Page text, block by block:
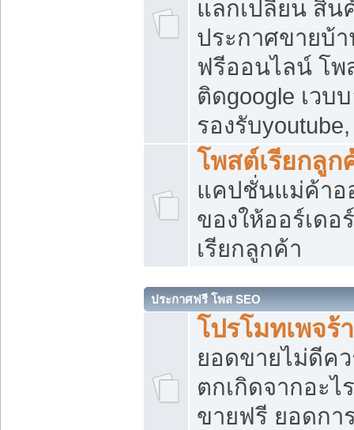
แลกเปลี่ยน สิน
ประกาศขายบ้
ฟรีออนไลน์ โพ
ติดgoogle เวบ
รองรับ
โพสต์เรียกลูก
แคปชั่นแม่ค้าอ
ของให้ออร์เดอ
เรียกลูกค้า
ประกาศฟรี โพส SEO
โปรโมทเพจร้
ยอดขายไม่ดีค
ตกเกิดจากอะไ
ขายฟรี ยอดกา